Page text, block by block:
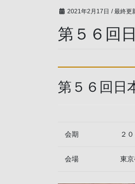
2021年2月17日 / 最終更
第５６回
第５６回日
会期 ２
会場 東